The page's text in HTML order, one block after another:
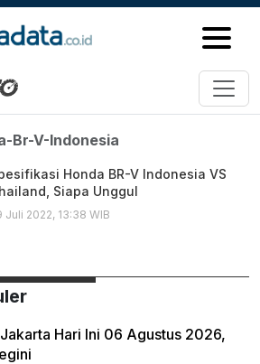
Br-V-Indonesia
Honda BR-V Indonesia VS
Siapa Unggul
Juli 2022, 13:38 WIB
Hari Ini 06 Agustus 2026,